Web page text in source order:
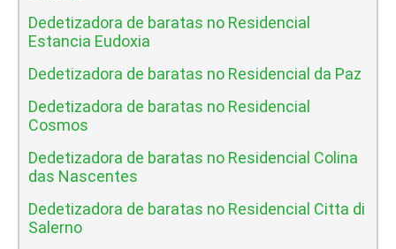
Dedetizadora de baratas no Residencial
Estancia Eudoxia
Dedetizadora de baratas no Residencial da Paz
Dedetizadora de baratas no Residencial
Cosmos
Dedetizadora de baratas no Residencial Colina
das Nascentes
Dedetizadora de baratas no Residencial Citta di
Salerno